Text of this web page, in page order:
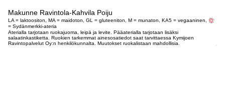
Makunne Ravintola-Kahvila Poiju
LA = laktoositon, MA = maidoton, GL = gluteeniton, M = munaton, KA5 = vegaaninen,
= Sydänmerkki-ateria
Aterialla tarjotaan ruokajuoma, leipä ja levite. Pääaterialla tarjotaan lisäksi
salaatinkastiketta. Ruokien tarkemmat ainesosatiedot saat tarvittaessa Kymijoen
Ravintopalvelut Oy:n henkilökunnalta. Muutokset ruokalistaan mahdollisia.